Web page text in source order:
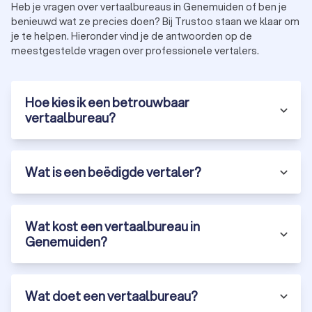
Hoe kies je het beste vertaalbureau in
Genemuiden?
Genemuiden met ervaring in jouw vakgebied en
taalcombinatie.
Beoordelingen en referenties:bekijk klantbeoordelingen
en vraag naar referenties.
Certificeringen:Een gecertificeerd vertaalbureau met
ISO-certificeringen garandeert hoge
kwaliteitsstandaarden.
spoedopties.
Prijs en transparantie:
Vertaalbureau in Genemuiden via Trustoo
Heb je vragen over vertaalbureaus in Genemuiden of ben je
benieuwd wat ze precies doen? Bij Trustoo staan we klaar om
je te helpen. Hieronder vind je de antwoorden op de
meestgestelde vragen over professionele vertalers.
Hoe kies ik een betrouwbaar
vertaalbureau?
Wat is een beëdigde vertaler?
Wat kost een vertaalbureau in
Genemuiden?
Wat doet een vertaalbureau?